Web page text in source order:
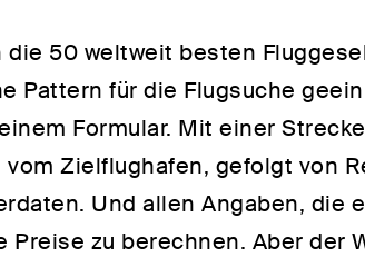
die 50 weltweit besten
Pattern für die Flugsuche
Formular. Mit einer
Zielflughafen, gefolgt von
Und allen Angaben, die
Preise zu berechnen. Aber der